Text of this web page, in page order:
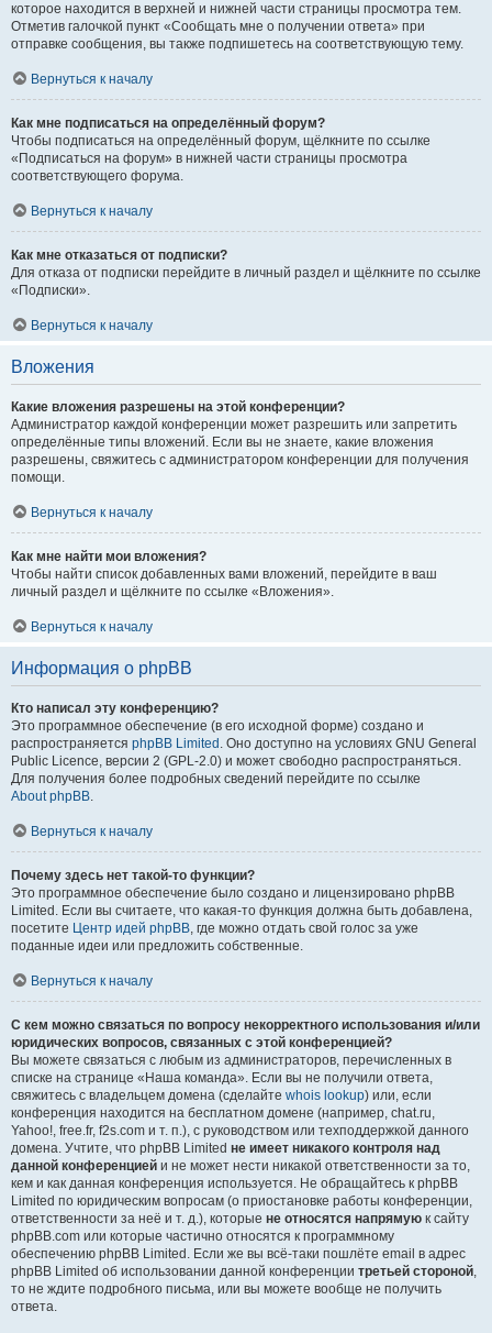
которое находится в верхней и нижней части страницы просмотра тем.
Отметив галочкой пункт «Сообщать мне о получении ответа» при
отправке сообщения, вы также подпишетесь на соответствующую тему.
Вернуться к началу
Как мне подписаться на определённый форум?
Чтобы подписаться на определённый форум, щёлкните по ссылке
«Подписаться на форум» в нижней части страницы просмотра
соответствующего форума.
Вернуться к началу
Как мне отказаться от подписки?
Для отказа от подписки перейдите в личный раздел и щёлкните по ссылке
«Подписки».
Вернуться к началу
Вложения
Какие вложения разрешены на этой конференции?
Администратор каждой конференции может разрешить или запретить
определённые типы вложений. Если вы не знаете, какие вложения
разрешены, свяжитесь с администратором конференции для получения
помощи.
Вернуться к началу
Как мне найти мои вложения?
Чтобы найти список добавленных вами вложений, перейдите в ваш
личный раздел и щёлкните по ссылке «Вложения».
Вернуться к началу
Информация о phpBB
Кто написал эту конференцию?
Это программное обеспечение (в его исходной форме) создано и
распространяется phpBB Limited . Оно доступно на условиях GNU General
Public Licence, версии 2 (GPL-2.0) и может свободно распространяться.
Для получения более подробных сведений перейдите по ссылке
About phpBB.
Вернуться к началу
Почему здесь нет такой-то функции?
Это программное обеспечение было создано и лицензировано phpBB
Limited. Если вы считаете, что какая-то функция должна быть добавлена,
посетите Центр идей phpBB, где можно отдать свой голос за уже
поданные идеи или предложить собственные.
Вернуться к началу
С кем можно связаться по вопросу некорректного использования и/или
юридических вопросов, связанных с этой конференцией?
Вы можете связаться с любым из администраторов, перечисленных в
списке на странице «Наша команда». Если вы не получили ответа,
свяжитесь с владельцем домена (сделайте whois lookup) или, если
конференция находится на бесплатном домене (например, chat.ru,
Yahoo!, free.fr, f2s.com и т. п.), с руководством или техподдержкой данного
домена. Учтите, что phpBB Limited не имеет никакого контроля над
данной конференцией и не может нести никакой ответственности за то,
кем и как данная конференция используется. Не обращайтесь к phpBB
Limited по юридическим вопросам (о приостановке работы конференции,
ответственности за неё и т. д.), которые не относятся напрямую к сайту
phpBB.com или которые частично относятся к программному
обеспечению phpBB Limited. Если же вы всё-таки пошлёте email в адрес
phpBB Limited об использовании данной конференции третьей стороной,
то не ждите подробного письма, или вы можете вообще не получить
ответа.